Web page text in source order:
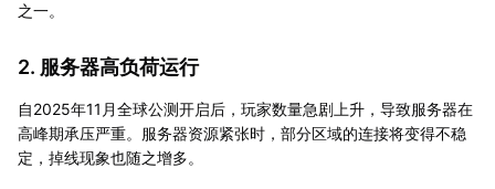
之一。
2. 服务器高负荷运行
自2025年11月全球公测开启后，玩家数量急剧上升，导致服务器在
高峰期承压严重。服务器资源紧张时，部分区域的连接将变得不稳
定，掉线现象也随之增多。